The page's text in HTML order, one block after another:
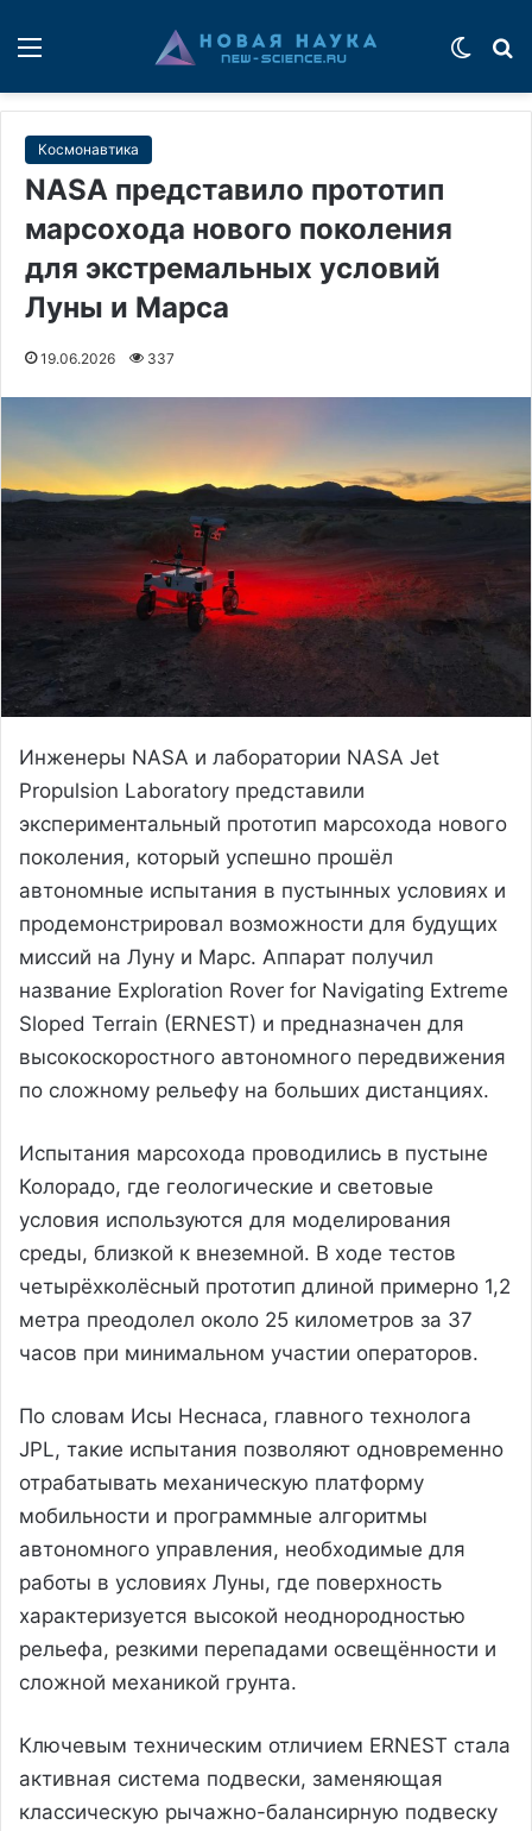
Космонавтика
NASA представило прототип
марсохода нового поколения
для экстремальных условий
Луны и Марса
19.06.2026 337
Инженеры NASA и лаборатории NASA Jet
Propulsion Laboratory представили
экспериментальный прототип марсохода нового
поколения, который успешно прошёл
автономные испытания в пустынных условиях и
продемонстрировал возможности для будущих
миссий на Луну и Марс. Аппарат получил
название Exploration Rover for Navigating Extreme
Sloped Terrain (ERNEST) и предназначен для
высокоскоростного автономного передвижения
по сложному рельефу на больших дистанциях.
Испытания марсохода проводились в пустыне
Колорадо, где геологические и световые
условия используются для моделирования
среды, близкой к внеземной. В ходе тестов
четырёхколёсный прототип длиной примерно 1,2
метра преодолел около 25 километров за 37
часов при минимальном участии операторов.
По словам Исы Неснаса, главного технолога
JPL, такие испытания позволяют одновременно
отрабатывать механическую платформу
мобильности и программные алгоритмы
автономного управления, необходимые для
работы в условиях Луны, где поверхность
характеризуется высокой неоднородностью
рельефа, резкими перепадами освещённости и
сложной механикой грунта.
Ключевым техническим отличием ERNEST стала
активная система подвески, заменяющая
классическую рычажно-балансирную подвеску